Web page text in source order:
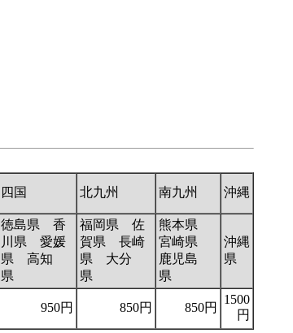
四国 北九州 南九州 沖縄
徳島県 香
川県 愛媛
県 高知
県
福岡県 佐
賀県 長崎
県 大分
県
熊本県
宮崎県
鹿児島
県
沖縄
県
950円 850円 850円
1500
円